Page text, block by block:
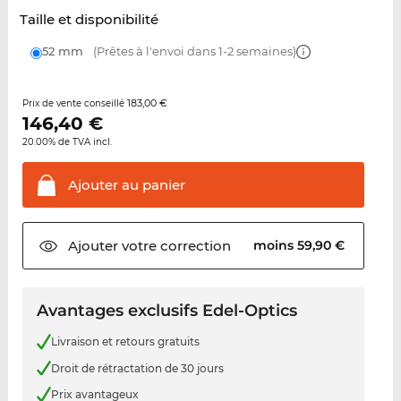
Taille et disponibilité
52 mm (Prêtes à l'envoi dans 1-2 semaines)
Prix de vente conseillé 183,00 €
146,40 €
20.00% de TVA incl.
Ajouter au panier
Ajouter votrecorrection moins 59,90 €
Avantages exclusifs Edel-Optics
Livraison et retours gratuits
Droit de rétractation de 30 jours
Prix avantageux